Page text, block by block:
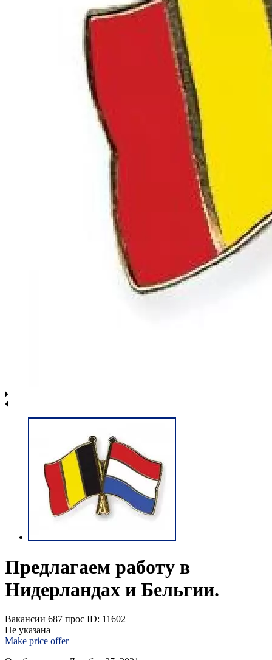
Предлагаем работу в
Нидерландах и Бельгии.
Вакансии 687 прос ID: 11602
Не указана
Make price offer